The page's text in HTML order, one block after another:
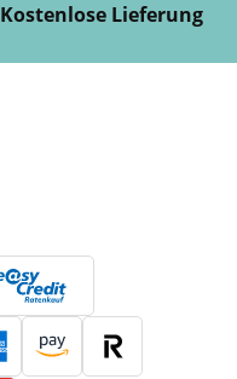
Kostenlose Lieferung